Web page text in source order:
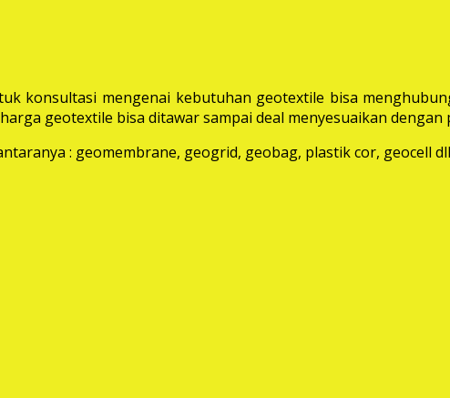
konsultasi mengenai kebutuhan geotextile bisa
geotextile bisa ditawar sampai deal menyesuaikan dengan
: geomembrane, geogrid, geobag, plastik cor, geocell